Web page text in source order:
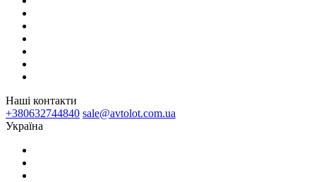
Наші контакти
+380632744840 sale@avtolot.com.ua
Українa